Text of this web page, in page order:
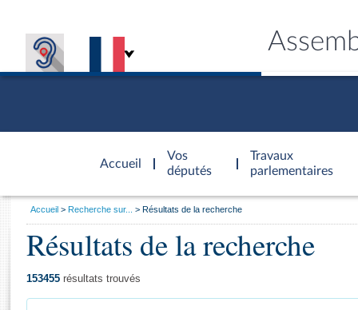
Accueil
d'accueil
Vos
députés
Travaux
parlementaires
Général
Vous
Accueil Recherche sur... Résultats de la recherche
Résultats de la recherche
153455 résultats trouvés